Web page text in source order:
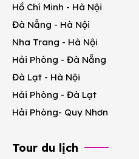
Hồ Chí Minh - Hà Nội
Đà Nẵng - Hà Nội
Nha Trang - Hà Nội
Hải Phòng - Đà Nẵng
Đà Lạt - Hà Nội
Hải Phòng - Đà Lạt
Hải Phòng- Quy Nhơn
Tour du lịch